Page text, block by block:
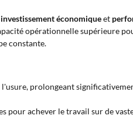
investissement économiqueet
opérationnelle supérieure
constante.
prolongeant
pour achever le travail sur de